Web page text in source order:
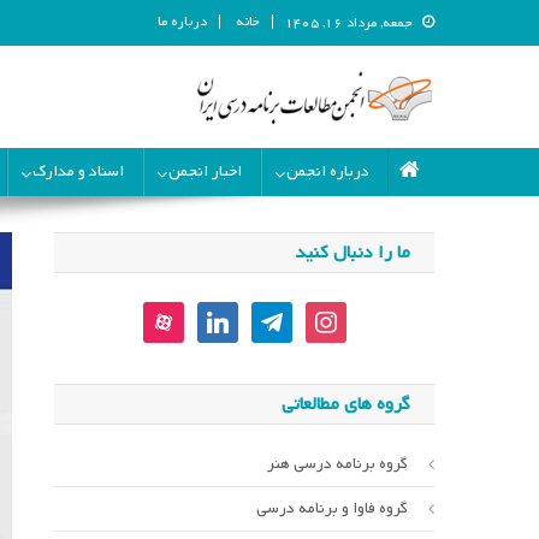
جمعه, مرداد ۱۶, ۱۴۰۵ خانه درباره ما
انجمن مطالعات برنامه درسی
درباره انجمن
اخبار انجمن اسناد و مدارک
ما را دنبال کنید
instagram
telegram
linkedin
aparat
گروه های مطالعاتی
گروه برنامه درسی هنر
گروه فاوا و برنامه درسی